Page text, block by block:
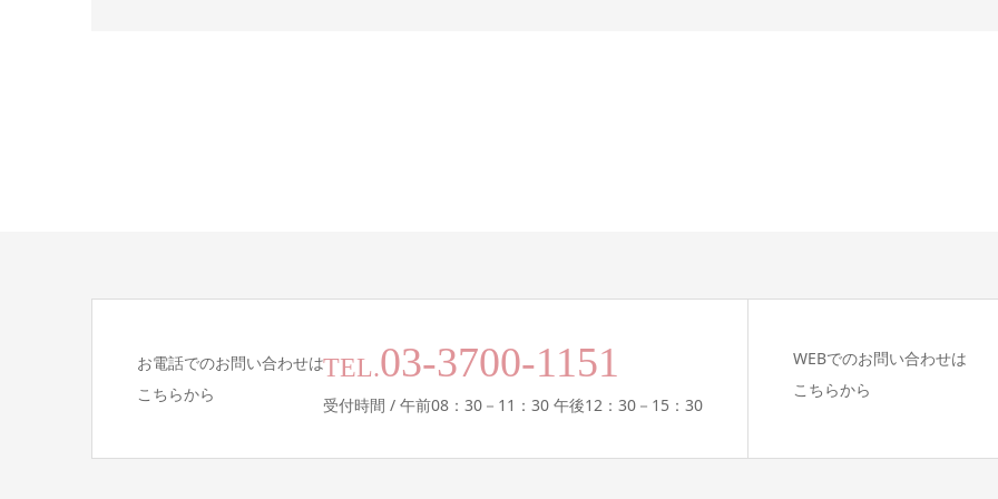
お電話でのお問い合わせは
こちらから
TEL.03-3700-1151
受付時間 / 午前08：30－11：30 午後12：30－15：30
WEBでのお問い合わせは
こちらから